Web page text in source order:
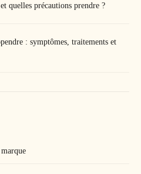
quelles précautions prendre ?
: symptômes, traitements et